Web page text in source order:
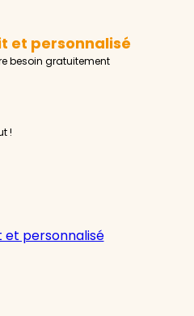
et personnalisé
besoin gratuitement
!
et personnalisé